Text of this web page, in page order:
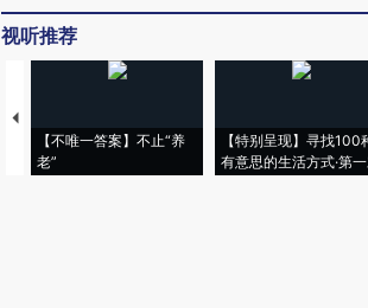
视听推荐
【不唯一答案】不止“养
老”
【特别呈现】寻找100
有意思的生活方式·第